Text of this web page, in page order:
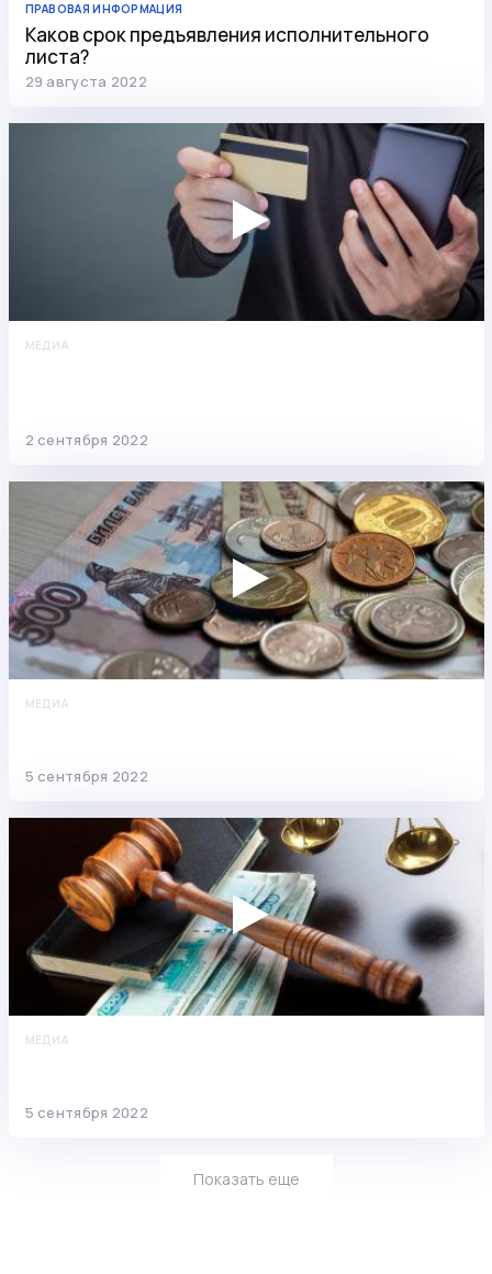
ПРАВОВАЯ ИНФОРМАЦИЯ
Каков срок предъявления исполнительного
листа?
29 августа 2022
МЕДИА
2 сентября 2022
МЕДИА
5 сентября 2022
МЕДИА
5 сентября 2022
Показать еще